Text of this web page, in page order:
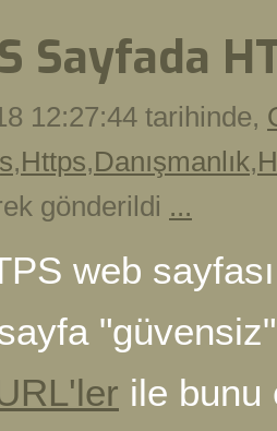
Sayfada
12:27:44 tarihinde,
,Https,Danışmanlık,
gönderildi ...
web
ile bunu